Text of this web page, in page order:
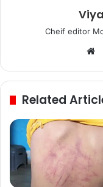
Cheif editor
Related